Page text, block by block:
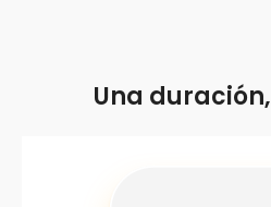
Una duración,